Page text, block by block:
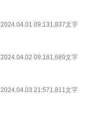
2024.04.01 09:131,837文字
2024.04.02 09:181,689文字
2024.04.03 21:571,811文字